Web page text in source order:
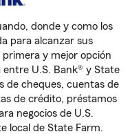
donde y como los
para alcanzar sus
y mejor opción
entre U.S. Bank® y State
de cheques, cuentas de
de crédito, préstamos
negocios de U.S.
local de State Farm.